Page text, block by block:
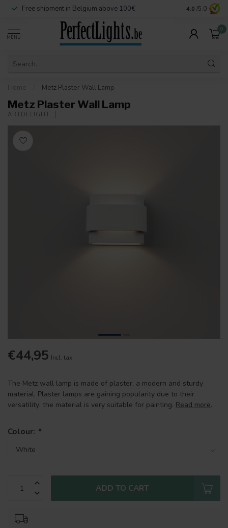
Free shipment in Belgium above 100€ Secure
4.0 /5.0
MENU
0
Home Metz Plaster Wall Lamp
Metz Plaster Wall Lamp
ARTDELIGHT
€44,95 Incl. tax
The Metz wall lamp is made of plaster, a modern and sturdy
material. Plaster lamps are gaining popularity due to their
versatility: the material is very suitable for painting. Read more.
Colour: *
ADD TO CART